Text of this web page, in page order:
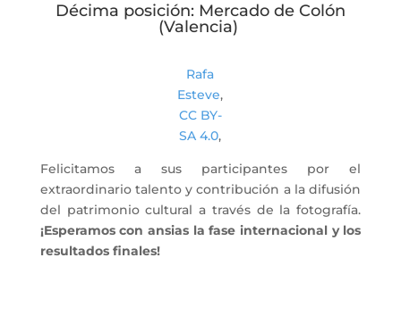
Décima posición: Mercado de Colón
(Valencia)
Rafa
Esteve,
CC BY-
SA 4.0,
Felicitamos a sus participantes por el
extraordinario talento y contribución a la difusión
del patrimonio cultural a través de la fotografía.
¡Esperamos con ansias la fase internacional y los
resultados finales!